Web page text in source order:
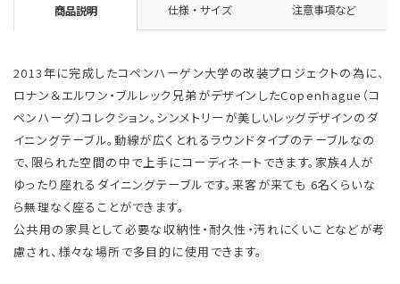
商品説明 仕様・サイズ 注意事項など
2013年に完成したコペンハーゲン大学の改装プロジェクトの為に、
ロナン＆エルワン・ブルレック兄弟がデザインしたCopenhague（コ
ペンハーグ）コレクション。シンメトリーが美しいレッグデザインのダ
イニングテーブル。動線が広くとれるラウンドタイプのテーブルなの
で、限られた空間の中で上手にコーディネートできます。家族4人が
ゆったり座れるダイニングテーブルです。来客が来ても 6名くらいな
ら無理なく座ることができます。
公共用の家具として必要な収納性・耐久性・汚れにくいことなどが考
慮され、様々な場所で多目的に使用できます。